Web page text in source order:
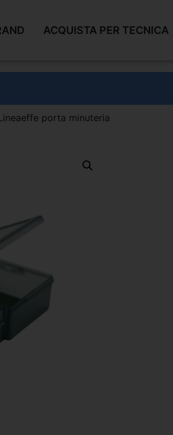
ACQUISTA PER TECNICA
porta minuteria